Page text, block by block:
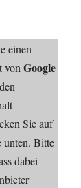
einen
vonGoogle
Sie auf
unten. Bitte
dabei